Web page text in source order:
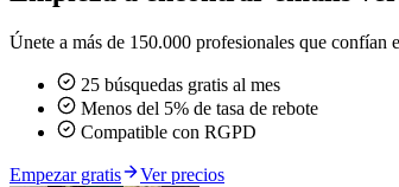
Únete a más de 150.000 profesionales que confían
25 búsquedas gratis al mes
Menos del 5% de tasa de rebote
Compatible con RGPD
Empezar gratis Ver precios